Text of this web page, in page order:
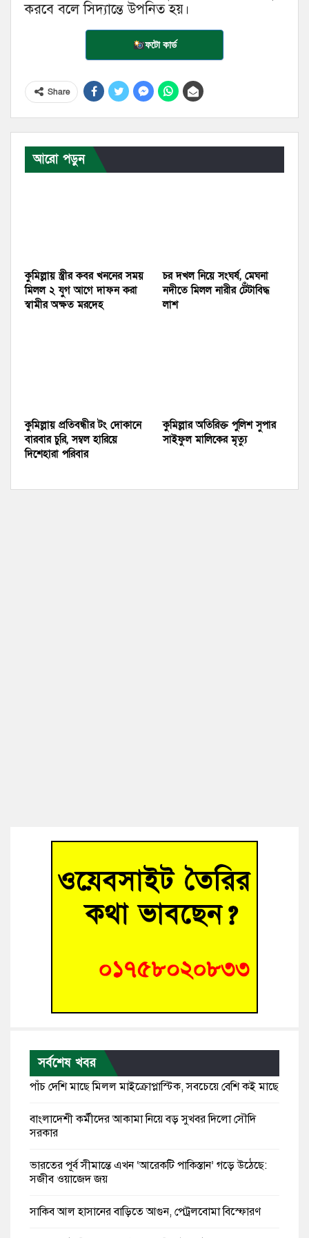
করবে বলে সিদ্যান্তে উপনিত হয়।
ফটো কার্ড
Share
আরো পড়ুন
কুমিল্লায় স্ত্রীর কবর খননের সময়
মিলল ২ যুগ আগে দাফন করা
স্বামীর অক্ষত মরদেহ
চর দখল নিয়ে সংঘর্ষ, মেঘনা
নদীতে মিলল নারীর টেঁটাবিদ্ধ
লাশ
কুমিল্লায় প্রতিবন্ধীর টং দোকানে
বারবার চুরি, সম্বল হারিয়ে
দিশেহারা পরিবার
কুমিল্লার অতিরিক্ত পুলিশ সুপার
সাইফুল মালিকের মৃত্যু
সর্বশেষ খবর
পাঁচ দেশি মাছে মিলল মাইক্রোপ্লাস্টিক, সবচেয়ে বেশি কই মাছে
বাংলাদেশী কর্মীদের আকামা নিয়ে বড় সুখবর দিলো সৌদি
সরকার
ভারতের পূর্ব সীমান্তে এখন ‘আরেকটি পাকিস্তান’ গড়ে উঠেছে:
সজীব ওয়াজেদ জয়
সাকিব আল হাসানের বাড়িতে আগুন, পেট্রলবোমা বিস্ফোরণ